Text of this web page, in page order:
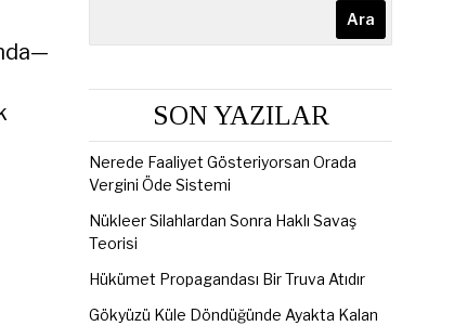
Ara
SON YAZILAR
Nerede Faaliyet Gösteriyorsan Orada
Vergini Öde Sistemi
Nükleer Silahlardan Sonra Haklı Savaş
Teorisi
Hükümet Propagandası Bir Truva Atıdır
Gökyüzü Küle Döndüğünde Ayakta Kalan